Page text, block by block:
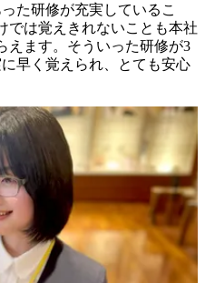
た研修が充実しているこ
では覚えきれないことも本社
えます。そういった研修が3
早く覚えられ、とても安心